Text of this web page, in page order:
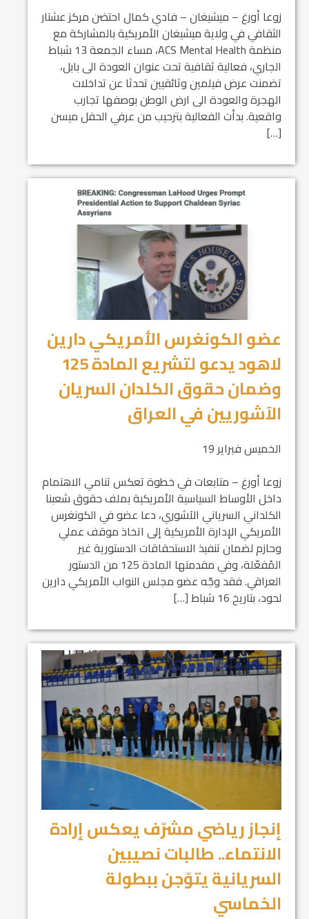
زوعا أورغ – ميشيغان – فادي كمال احتضن مركز عشتار
الثقافي في ولاية ميشيغان الأمريكية بالمشاركة مع
منظمة ACS Mental Health، مساء الجمعة 13 شباط
الجاري، فعالية ثقافية تحت عنوان العودة الى بابل،
تضمنت عرض فيلمين وثائقيين تحدثا عن تداخلات
الهجرة والعودة الى ارض الوطن بوصفها تجارب
واقعية. بدأت الفعالية بترحيب من عرفي الحفل ميسن
[…]
عضو الكونغرس الأمريكي دارين
لاهود يدعو لتشريع المادة 125
وضمان حقوق الكلدان السريان
الآشوريين في العراق
الخميس فبراير 19
زوعا أورغ – متابعات في خطوة تعكس تنامي الاهتمام
داخل الأوساط السياسية الأمريكية بملف حقوق شعبنا
الكلداني السرياني الآشوري، دعا عضو في الكونغرس
الأمريكي الإدارة الأمريكية إلى اتخاذ موقف عملي
وحازم لضمان تنفيذ الاستحقاقات الدستورية غير
المُفعّلة، وفي مقدمتها المادة 125 من الدستور
العراقي. فقد وجّه عضو مجلس النواب الأمريكي دارين
لحود، بتاريخ 16 شباط […]
إنجاز رياضي مشرّف يعكس إرادة
الانتماء.. طالبات نصيبين
السريانية يتوّجن ببطولة
الخماسي